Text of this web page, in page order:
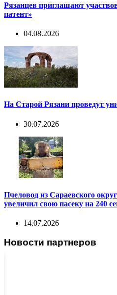
Рязанцев приглашают
патент»
04.08.2026
На Старой Рязани проведут
30.07.2026
Пчеловод из Сараевского
увеличил свою пасеку на 240
14.07.2026
Новости партнеров